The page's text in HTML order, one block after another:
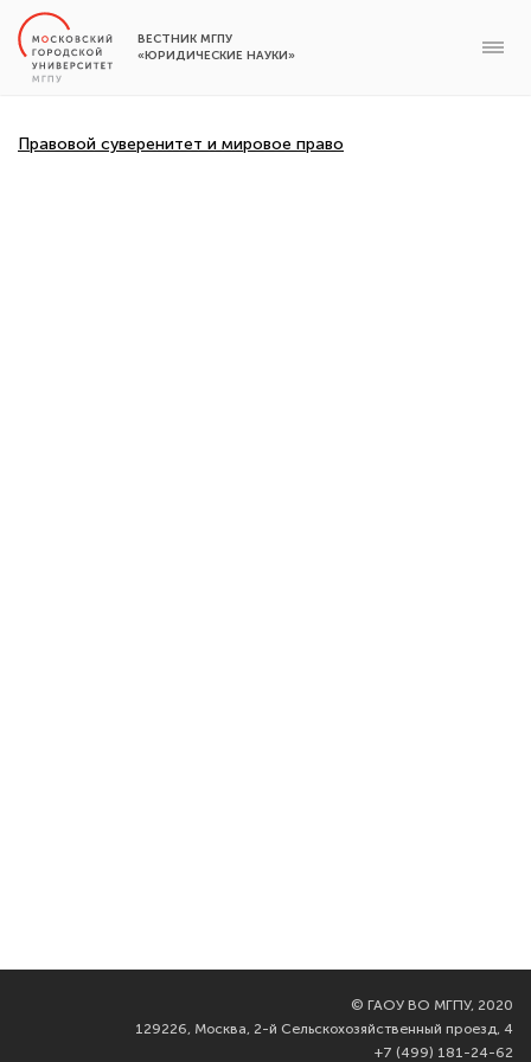
ВЕСТНИК МГПУ
«ЮРИДИЧЕСКИЕ НАУКИ»
Правовой суверенитет и мировое право
© ГАОУ ВО МГПУ, 2020
129226, Москва, 2-й Сельскохозяйственный проезд, 4
+7 (499) 181-24-62